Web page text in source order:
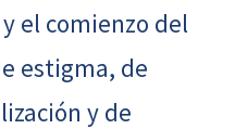
y el comienzo del
estigma, de
y de